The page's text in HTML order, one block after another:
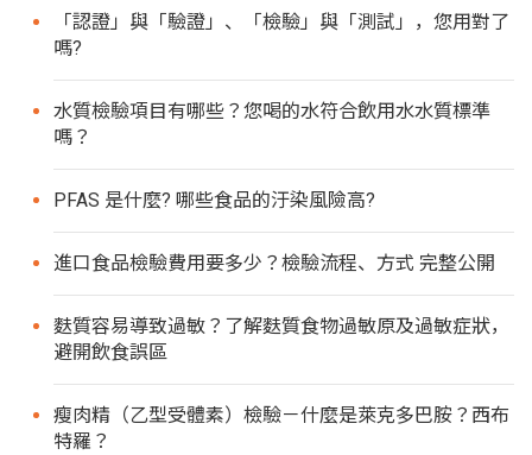
「認證」與「驗證」、「檢驗」與「測試」，您用對了
嗎?
水質檢驗項目有哪些？您喝的水符合飲用水水質標準
嗎？
PFAS 是什麼? 哪些食品的汙染風險高?
進口食品檢驗費用要多少？檢驗流程、方式 完整公開
麩質容易導致過敏？了解麩質食物過敏原及過敏症狀，
避開飲食誤區
瘦肉精（乙型受體素）檢驗－什麼是萊克多巴胺？西布
特羅？